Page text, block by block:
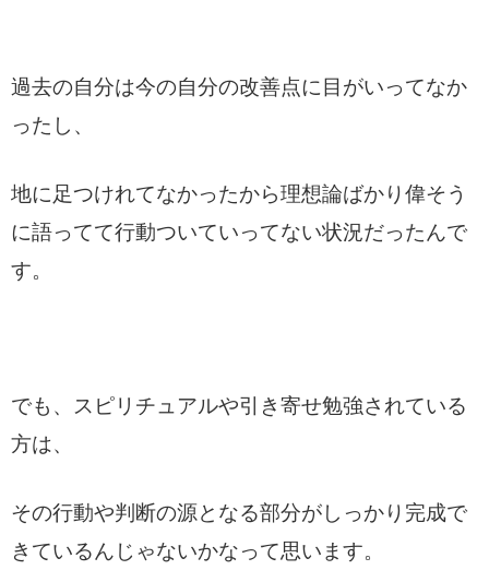
過去の自分は今の自分の改善点に目がいってなか
ったし、
地に足つけれてなかったから理想論ばかり偉そう
に語ってて行動ついていってない状況だったんで
す。
でも、スピリチュアルや引き寄せ勉強されている
方は、
その行動や判断の源となる部分がしっかり完成で
きているんじゃないかなって思います。